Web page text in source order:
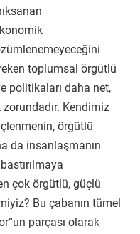
toplumsal örgütlü
politikaları daha net,
Kendimiz
örgütlü
da insanlaşmanın
çok örgütlü, güçlü
Bu çabanın tümel
parçası olarak